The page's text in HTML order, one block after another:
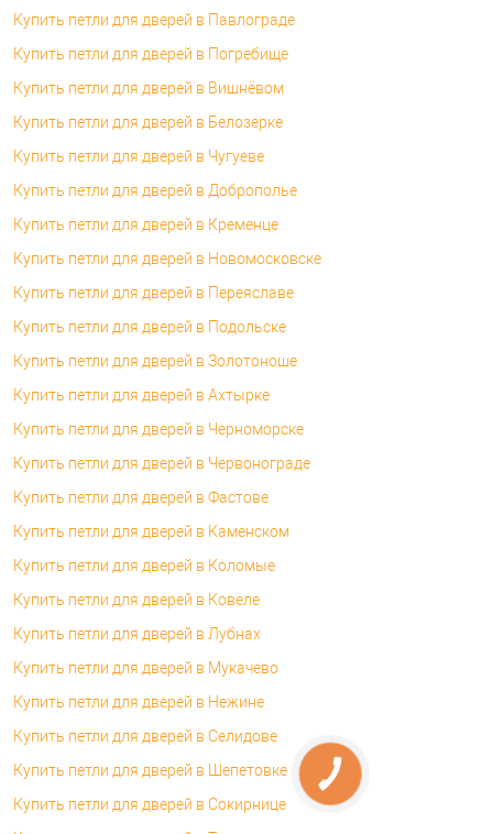
Купить петли для дверей в Павлограде
Купить петли для дверей в Погребище
Купить петли для дверей в Вишнёвом
Купить петли для дверей в Белозерке
Купить петли для дверей в Чугуеве
Купить петли для дверей в Доброполье
Купить петли для дверей в Кременце
Купить петли для дверей в Новомосковске
Купить петли для дверей в Переяславе
Купить петли для дверей в Подольске
Купить петли для дверей в Золотоноше
Купить петли для дверей в Ахтырке
Купить петли для дверей в Черноморске
Купить петли для дверей в Червонограде
Купить петли для дверей в Фастове
Купить петли для дверей в Каменском
Купить петли для дверей в Коломые
Купить петли для дверей в Ковеле
Купить петли для дверей в Лубнах
Купить петли для дверей в Мукачево
Купить петли для дверей в Нежине
Купить петли для дверей в Селидове
Купить петли для дверей в Шепетовке
Купить петли для дверей в Сокирнице